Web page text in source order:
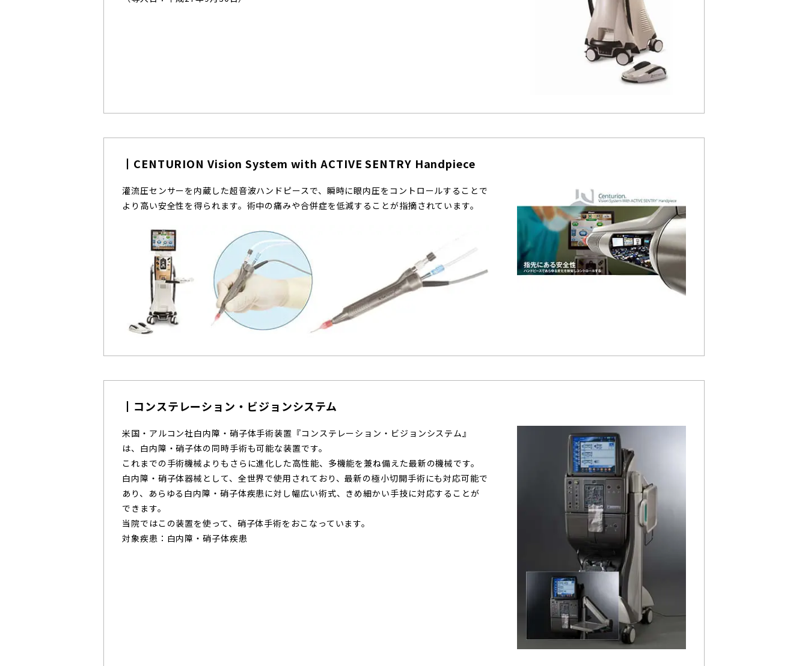
CENTURION Vision System with ACTIVE SENTRY Handpiece
灌流圧センサーを内蔵した超音波ハンドピースで、瞬時に眼内圧をコントロールすることで
より高い安全性を得られます。術中の痛みや合併症を低減することが指摘されています。
コンステレーション・ビジョンシステム
米国・アルコン社白内障・硝子体手術装置『コンステレーション・ビジョンシステム』
は、白内障・硝子体の同時手術も可能な装置です。
これまでの手術機械よりもさらに進化した高性能、多機能を兼ね備えた最新の機械です。
白内障・硝子体器械として、全世界で使用されており、最新の極小切開手術にも対応可能で
あり、あらゆる白内障・硝子体疾患に対し幅広い術式、きめ細かい手技に対応することが
できます。
当院ではこの装置を使って、硝子体手術をおこなっています。
対象疾患：白内障・硝子体疾患